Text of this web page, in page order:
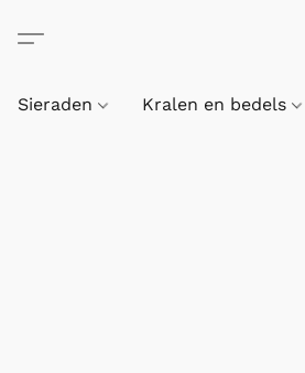
Sieraden Kralen en bedels